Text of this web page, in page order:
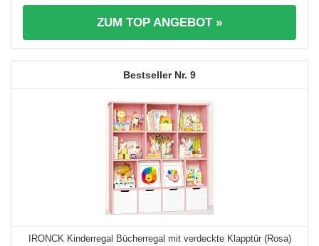
ZUM TOP ANGEBOT »
9
IRONCK Kinderregal Bücherregal mit verdeckte Klapptür (Rosa)